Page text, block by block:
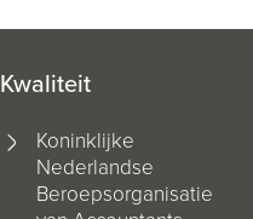
Kwaliteit
Koninklijke
Nederlandse
Beroepsorganisatie